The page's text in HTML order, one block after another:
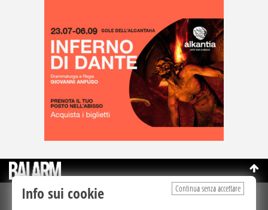
©Copyright 2003-2026
Continua senza accettare
Info sui cookie